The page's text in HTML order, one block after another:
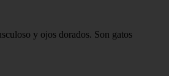
y ojos dorados. Son gatos